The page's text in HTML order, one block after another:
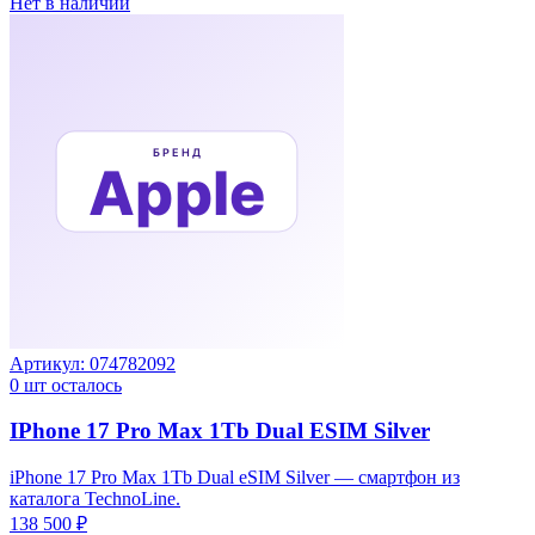
Артикул: 074782092
0 шт осталось
IPhone 17 Pro Max 1Tb Dual ESIM Silver
iPhone 17 Pro Max 1Tb Dual eSIM Silver — смартфон из
каталога TechnoLine.
138 500 ₽